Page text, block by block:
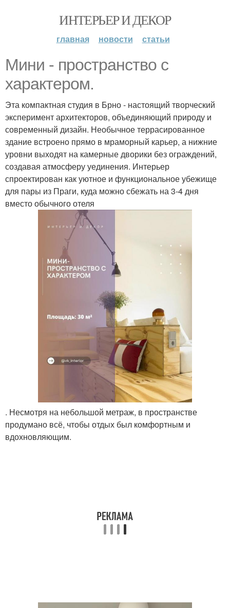
ИНТЕРЬЕР И ДЕКОР
главная новости статьи
Мини - пространство с
характером.
Эта компактная студия в Брно - настоящий творческий
эксперимент архитекторов, объединяющий природу и
современный дизайн. Необычное террасированное
здание встроено прямо в мраморный карьер, а нижние
уровни выходят на камерные дворики без ограждений,
создавая атмосферу уединения. Интерьер
спроектирован как уютное и функциональное убежище
для пары из Праги, куда можно сбежать на 3-4 дня
вместо обычного отеля
. Несмотря на небольшой метраж, в пространстве
продумано всё, чтобы отдых был комфортным и
вдохновляющим.